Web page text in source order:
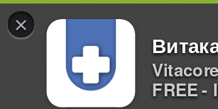
×
FREE -